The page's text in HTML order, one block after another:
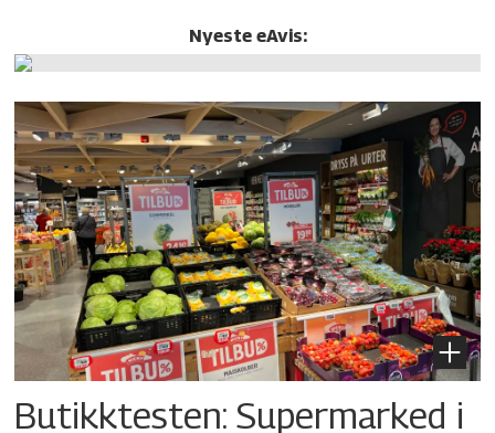
Nyeste eAvis:
Butikktesten: Supermarked i